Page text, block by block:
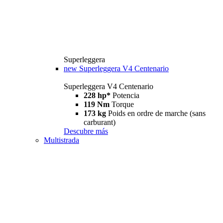
Superleggera
new Superleggera V4 Centenario
Superleggera V4 Centenario
228 hp* Potencia
119 Nm Torque
173 kg Poids en ordre de marche (sans
carburant)
Descubre más
Multistrada